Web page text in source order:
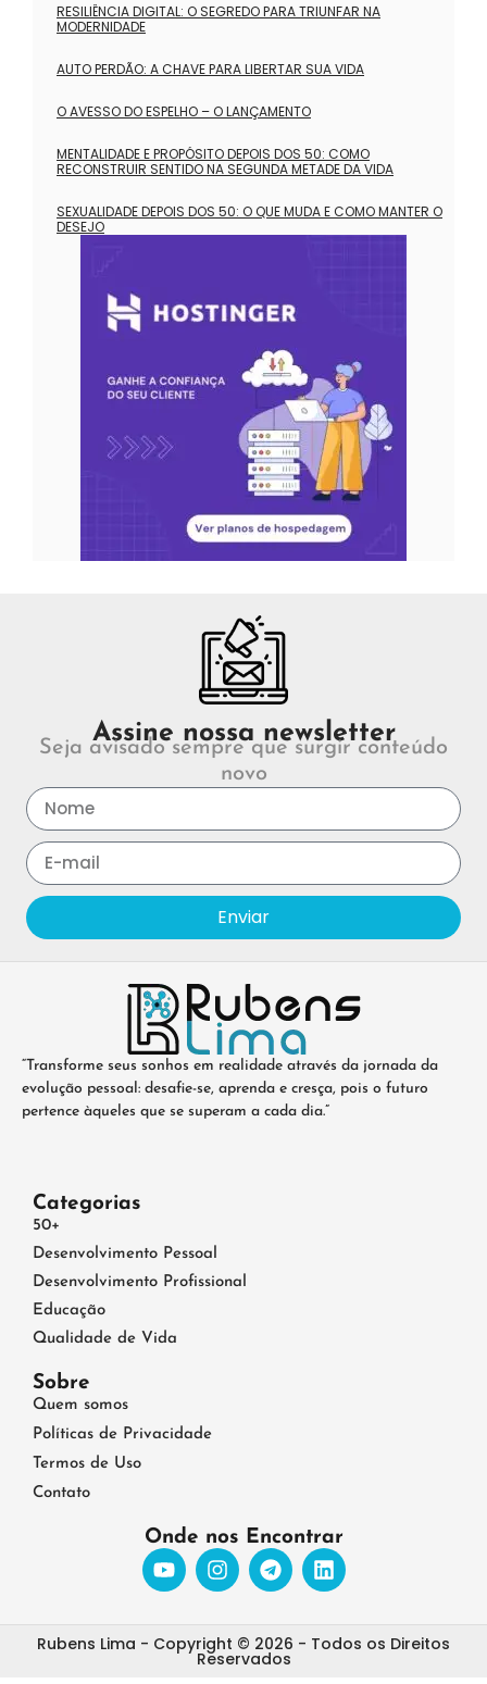
RESILIÊNCIA DIGITAL: O SEGREDO PARA TRIUNFAR NA
MODERNIDADE
AUTO PERDÃO: A CHAVE PARA LIBERTAR SUA VIDA
O AVESSO DO ESPELHO – O LANÇAMENTO
MENTALIDADE E PROPÓSITO DEPOIS DOS 50: COMO
RECONSTRUIR SENTIDO NA SEGUNDA METADE DA VIDA
SEXUALIDADE DEPOIS DOS 50: O QUE MUDA E COMO MANTER O
DESEJO
Assine nossa newsletter
Seja avisado sempre que surgir conteúdo
novo
Enviar
“Transforme seus sonhos em realidade através da jornada da
evolução pessoal: desafie-se, aprenda e cresça, pois o futuro
pertence àqueles que se superam a cada dia.”
Categorias
50+
Desenvolvimento Pessoal
Desenvolvimento Profissional
Educação
Qualidade de Vida
Sobre
Quem somos
Políticas de Privacidade
Termos de Uso
Contato
Onde nos Encontrar
Rubens Lima - Copyright © 2026 - Todos os Direitos
Reservados